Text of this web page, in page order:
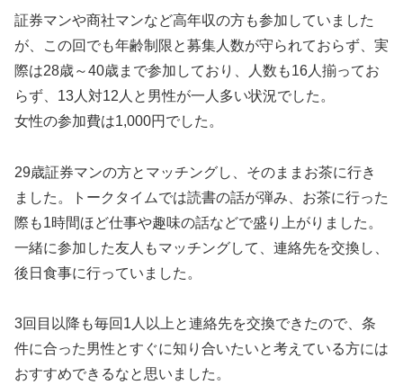
証券マンや商社マンなど高年収の方も参加していました
が、この回でも年齢制限と募集人数が守られておらず、実
際は28歳～40歳まで参加しており、人数も16人揃ってお
らず、13人対12人と男性が一人多い状況でした。
女性の参加費は1,000円でした。
29歳証券マンの方とマッチングし、そのままお茶に行き
ました。トークタイムでは読書の話が弾み、お茶に行った
際も1時間ほど仕事や趣味の話などで盛り上がりました。
一緒に参加した友人もマッチングして、連絡先を交換し、
後日食事に行っていました。
3回目以降も毎回1人以上と連絡先を交換できたので、条
件に合った男性とすぐに知り合いたいと考えている方には
おすすめできるなと思いました。